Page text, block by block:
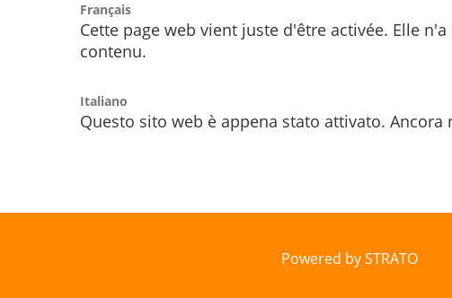
Français
Cette page web vient juste d'être activée. Elle
contenu.
Italiano
Questo sito web è appena stato attivato. Ancora
Powered by STRATO